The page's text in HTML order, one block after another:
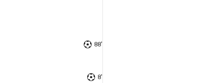
88'
8'